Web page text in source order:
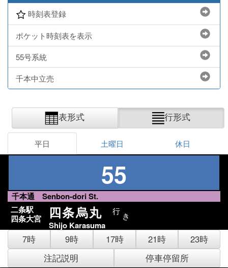
時刻表登録
ポケット時刻表を表示
55号系統
千本中立売
表形式 行形式
平日 土曜日 休日
55
千本通 Senbon-dori St.
二条駅
四条大宮
四条烏丸 行 き
Shijo Karasuma
7時 9時 17時 21時
23時
注記説明
停車停留所